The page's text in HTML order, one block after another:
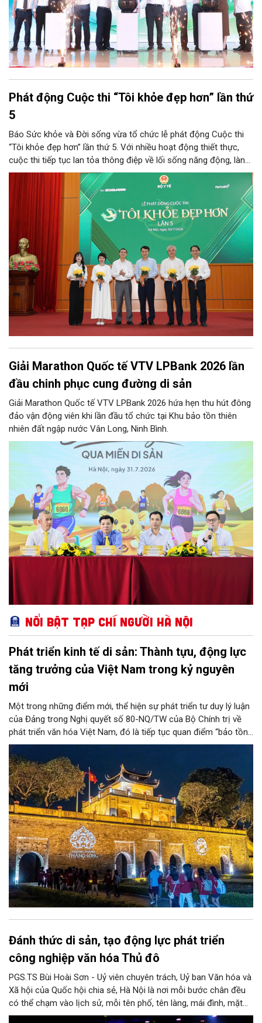
Phát động Cuộc thi “Tôi khỏe đẹp hơn” lần thứ
5
Báo Sức khỏe và Đời sống vừa tổ chức lễ phát động Cuộc thi
“Tôi khỏe đẹp hơn” lần thứ 5. Với nhiều hoạt động thiết thực,
cuộc thi tiếp tục lan tỏa thông điệp về lối sống năng động, lành
mạnh và khuyến khích người dân chủ động chăm sóc sức khỏe.
Giải Marathon Quốc tế VTV LPBank 2026 lần
đầu chinh phục cung đường di sản
Giải Marathon Quốc tế VTV LPBank 2026 hứa hẹn thu hút đông
đảo vận động viên khi lần đầu tổ chức tại Khu bảo tồn thiên
nhiên đất ngập nước Vân Long, Ninh Bình.
Nổi bật Tạp chí Người Hà Nội
Phát triển kinh tế di sản: Thành tựu, động lực
tăng trưởng của Việt Nam trong kỷ nguyên
mới
Một trong những điểm mới, thể hiện sự phát triển tư duy lý luận
của Đảng trong Nghị quyết số 80-NQ/TW của Bộ Chính trị về
phát triển văn hóa Việt Nam, đó là tiếp tục quan điểm “bảo tồn
và phát huy giá trị di sản văn hóa gắn kết với phát triển kinh tế -
xã hội và du lịch”; đồng thời, nâng lên một tầm cao mới: “phát
triển kinh tế di sản”.
Đánh thức di sản, tạo động lực phát triển
công nghiệp văn hóa Thủ đô
PGS.TS Bùi Hoài Sơn - Uỷ viên chuyên trách, Uỷ ban Văn hóa và
Xã hội của Quốc hội chia sẻ, Hà Nội là nơi mỗi bước chân đều
có thể chạm vào lịch sử, mỗi tên phố, tên làng, mái đình, mặt
hồ, nếp nhà, câu hát, món ăn, làn điệu, nghề thủ công đều có